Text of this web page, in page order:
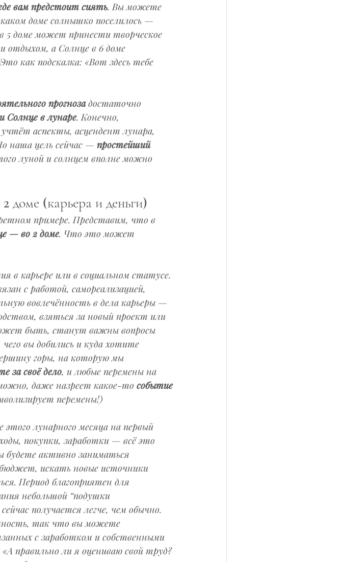
вам предстоит сиять. Вы можете
доме солнышко поселилось —
доме может принести творческое
отдыхом, а Солнце в 6 доме
как подсказка: «Вот здесь тебе
прогноза достаточно
Солнце в лунаре. Конечно,
аспекты, асцендент лунара,
наша цель сейчас — простейший
луной и солнцем вполне можно
доме (карьера и деньги)
примере. Представим, что в
— во 2 доме. Что это может
в карьере или в социальном статусе.
с работой, самореализацией,
вовлечённость в дела карьеры —
взяться за новый проект или
быть, станут важны вопросы
вы добились и куда хотите
горы, на которую мы
за своё дело, и любые перемены на
даже назреет какое-то событие
перемены!)
лунарного месяца на первый
покупки, заработки — всё это
будете активно заниматься
искать новые источники
Период благоприятен для
небольшой “подушки
получается легче, чем обычно.
так что вы можете
с заработком и собственными
правильно ли я оцениваю свой труд?